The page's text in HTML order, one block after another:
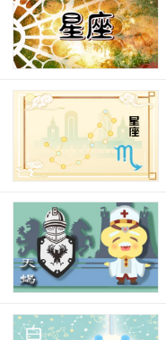
最佳配对：巨蟹
高亲和力：双鱼座
幻和浪漫，他们彼
和互相理解。
爱情，如同一幅
其中描绘着属于自
验和表达方式都是
个世界上最丰富多彩